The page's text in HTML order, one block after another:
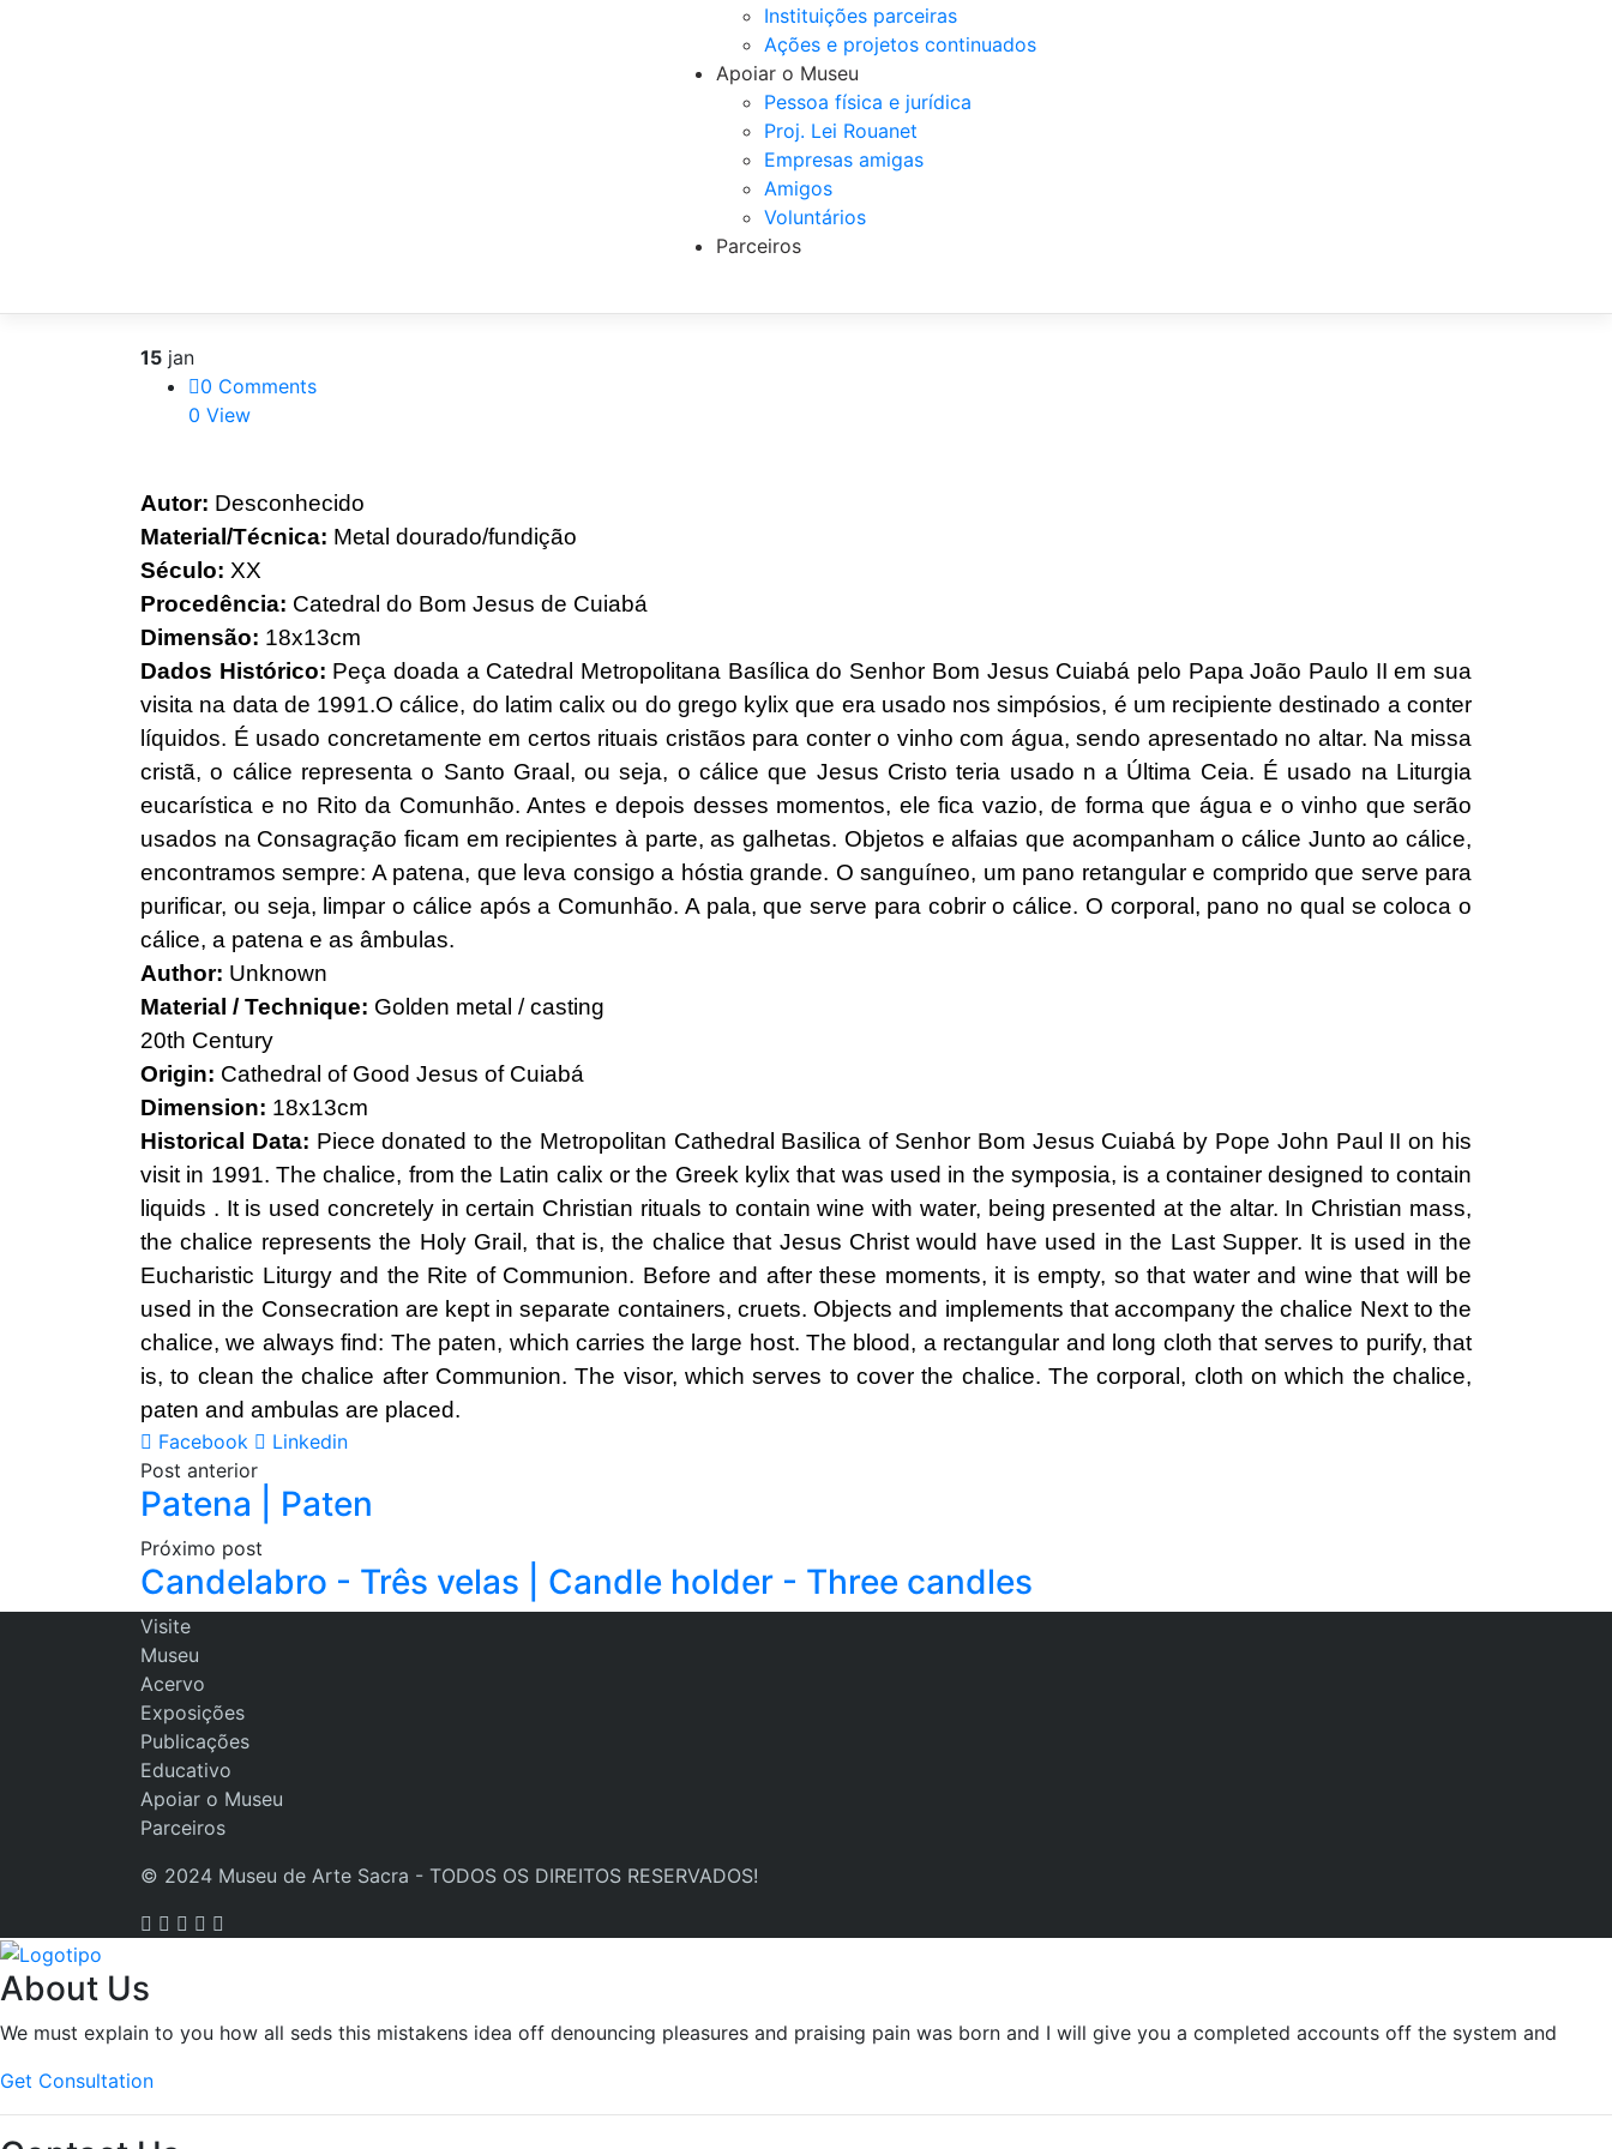
Instituições parceiras
Ações e projetos continuados
Apoiar o Museu
Pessoa física e jurídica
Proj. Lei Rouanet
Empresas amigas
Amigos
Voluntários
Parceiros
15 jan
0 Comments
0 View
Autor: Desconhecido
Material/Técnica: Metal dourado/fundição
Século: XX
Procedência: Catedral do Bom Jesus de Cuiabá
Dimensão: 18x13cm
Dados Histórico: Peça doada a Catedral Metropolitana Basílica do Senhor Bom Jesus Cuiabá pelo Papa João Paulo II em sua
visita na data de 1991.O cálice, do latim calix ou do grego kylix que era usado nos simpósios, é um recipiente destinado a conter
líquidos. É usado concretamente em certos rituais cristãos para conter o vinho com água, sendo apresentado no altar. Na missa
cristã, o cálice representa o Santo Graal, ou seja, o cálice que Jesus Cristo teria usado n a Última Ceia. É usado na Liturgia
eucarística e no Rito da Comunhão. Antes e depois desses momentos, ele fica vazio, de forma que água e o vinho que serão
usados na Consagração ficam em recipientes à parte, as galhetas. Objetos e alfaias que acompanham o cálice Junto ao cálice,
encontramos sempre: A patena, que leva consigo a hóstia grande. O sanguíneo, um pano retangular e comprido que serve para
purificar, ou seja, limpar o cálice após a Comunhão. A pala, que serve para cobrir o cálice. O corporal, pano no qual se coloca o
cálice, a patena e as âmbulas.
Author: Unknown
Material / Technique: Golden metal / casting
20th Century
Origin: Cathedral of Good Jesus of Cuiabá
Dimension: 18x13cm
Historical Data: Piece donated to the Metropolitan Cathedral Basilica of Senhor Bom Jesus Cuiabá by Pope John Paul II on his
visit in 1991. The chalice, from the Latin calix or the Greek kylix that was used in the symposia, is a container designed to contain
liquids . It is used concretely in certain Christian rituals to contain wine with water, being presented at the altar. In Christian mass,
the chalice represents the Holy Grail, that is, the chalice that Jesus Christ would have used in the Last Supper. It is used in the
Eucharistic Liturgy and the Rite of Communion. Before and after these moments, it is empty, so that water and wine that will be
used in the Consecration are kept in separate containers, cruets. Objects and implements that accompany the chalice Next to the
chalice, we always find: The paten, which carries the large host. The blood, a rectangular and long cloth that serves to purify, that
is, to clean the chalice after Communion. The visor, which serves to cover the chalice. The corporal, cloth on which the chalice,
paten and ambulas are placed.
Facebook
Linkedin
Post anterior
Patena | Paten
Próximo post
Candelabro - Três velas | Candle holder - Three candles
Visite
Museu
Acervo
Exposições
Publicações
Educativo
Apoiar o Museu
Parceiros
© 2024 Museu de Arte Sacra - TODOS OS DIREITOS RESERVADOS!
About Us
We must explain to you how all seds this mistakens idea off denouncing pleasures and praising pain was born and I will give you a completed accounts off the system and
Get Consultation